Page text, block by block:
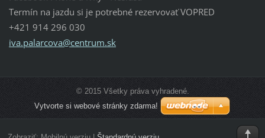
Termín na jazdu si je potrebné rezervovať VOPRED
+421 914 296 030
iva.palarcova@centrum.sk
© 2015 Všetky práva vyhradené.
Vytvorte si webové stránky zdarma!